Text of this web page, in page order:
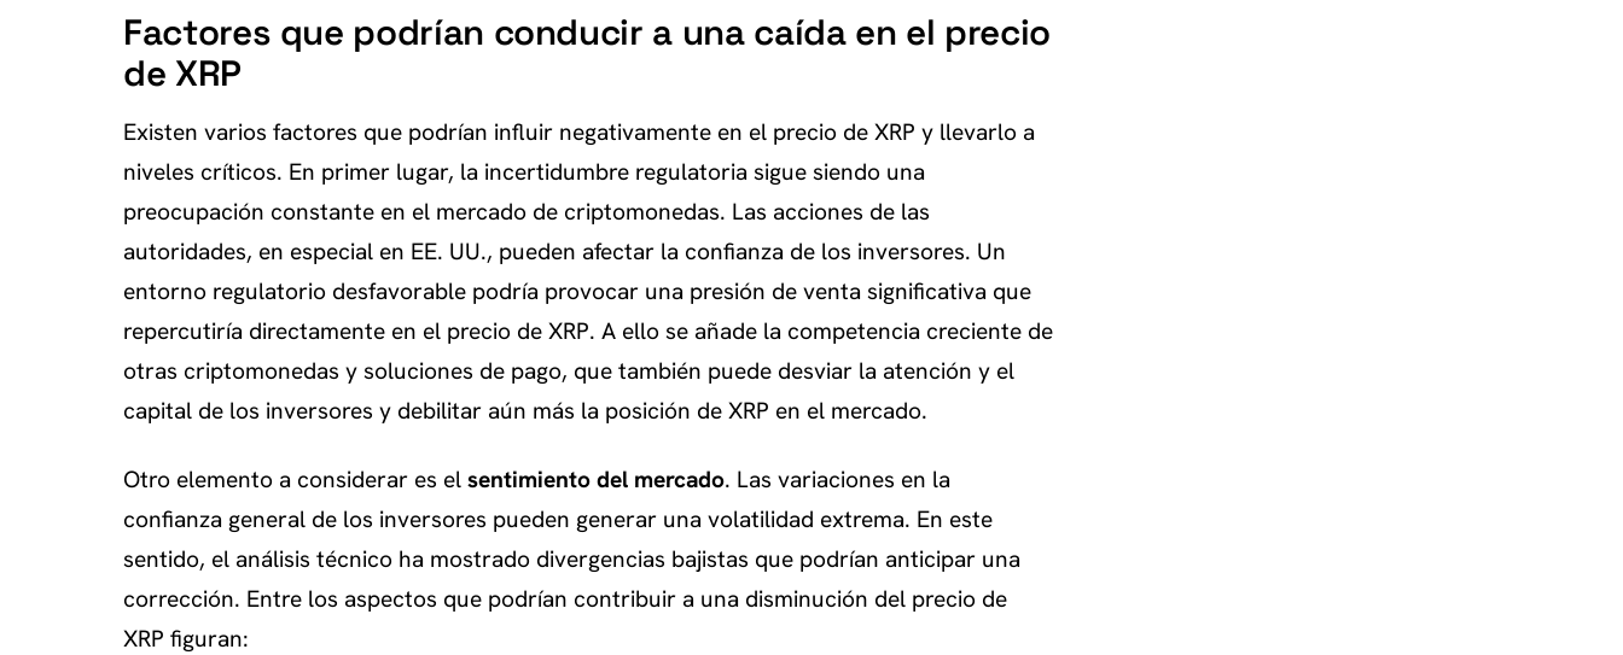
Factores que podrían conducir a una caída en el precio
de XRP
Existen varios factores que podrían influir negativamente en el precio de XRP y llevarlo a
niveles críticos. En primer lugar, la incertidumbre regulatoria sigue siendo una
preocupación constante en el mercado de criptomonedas. Las acciones de las
autoridades, en especial en EE. UU., pueden afectar la confianza de los inversores. Un
entorno regulatorio desfavorable podría provocar una presión de venta significativa que
repercutiría directamente en el precio de XRP. A ello se añade la competencia creciente de
otras criptomonedas y soluciones de pago, que también puede desviar la atención y el
capital de los inversores y debilitar aún más la posición de XRP en el mercado.
Otro elemento a considerar es el sentimiento del mercado. Las variaciones en la
confianza general de los inversores pueden generar una volatilidad extrema. En este
sentido, el análisis técnico ha mostrado divergencias bajistas que podrían anticipar una
corrección. Entre los aspectos que podrían contribuir a una disminución del precio de
XRP figuran: